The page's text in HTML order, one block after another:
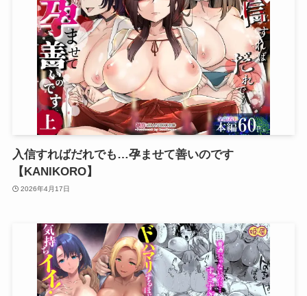
入信すればだれでも…孕ませて善いのです
【KANIKORO】
2026年4月17日